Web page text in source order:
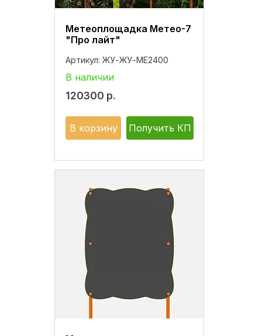
Метеоплощадка Метео-7
"Про лайт"
Артикул: ЖУ-ЖУ-МЕ2400
В наличии
120300 р.
В корзину Получить КП